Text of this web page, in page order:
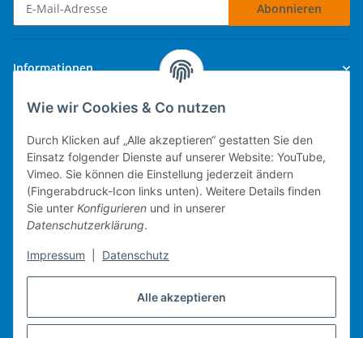
Alle akzeptieren
Wie wir Cookies & Co nutzen
Durch Klicken auf „Alle akzeptieren“ gestatten Sie den
Einsatz folgender Dienste auf unserer Website: YouTube,
Vimeo. Sie können die Einstellung jederzeit ändern
(Fingerabdruck-Icon links unten). Weitere Details finden
Sie unter Konfigurieren und in unserer
Datenschutzerklärung.
Impressum Datenschutz
Abonnieren
Informationen
Gesetzliche Informationen
Technische Umsetzung.
mobiles Kassensystem
Warenwirtschaft
Michael Heiler / Bonn